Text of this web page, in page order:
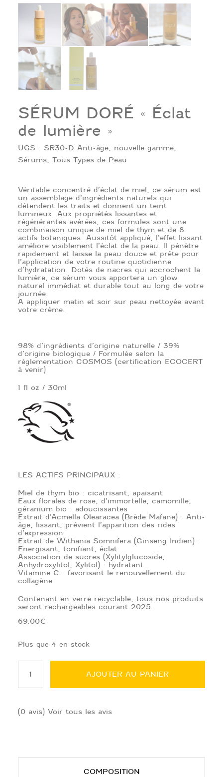
SÉRUM DORÉ « Éclat
de lumière »
UGS : SR30-D Anti-âge nouvelle gamme
Sérums
Tous Types de Peau
Véritable concentré d’éclat de miel, ce sérum est
un assemblage d’ingrédients naturels qui
détendent les traits et donnent un teint
lumineux. Aux propriétés lissantes et
régénérantes avérées, ces formules sont une
combinaison unique de miel de thym et de 8
actifs botaniques. Aussitôt appliqué, l’effet lissant
améliore visiblement l’éclat de la peau. Il pénètre
rapidement et laisse la peau douce et prête pour
l’application de votre routine quotidienne
d’hydratation. Dotés de nacres qui accrochent la
lumière, ce sérum vous apportera un glow
naturel immédiat et durable tout au long de votre
journée.
A appliquer matin et soir sur peau nettoyée avant
votre crème.
98% d’ingrédients d’origine naturelle / 39%
d’origine biologique / Formulée selon la
réglementation COSMOS (certification ECOCERT
à venir)
1 fl oz / 30ml
LES ACTIFS PRINCIPAUX :
Miel de thym bio : cicatrisant, apaisant
Eaux florales de rose, d’immortelle, camomille,
géranium bio : adoucissantes
Extrait d’Acmella Olearacea (Brède Mafane) : Anti-
âge, lissant, prévient l’apparition des rides
d’expression
Extrait de Withania Somnifera (Ginseng Indien) :
Energisant, tonifiant, éclat
Association de sucres (Xylitylglucoside,
Anhydroxylitol, Xylitol) : hydratant
Vitamine C : favorisant le renouvellement du
collagène
Contenant en verre recyclable, tous nos produits
seront rechargeables courant 2025.
69.00€
Plus que 4 en stock
quantité
SÉRUM
DORÉ
lumière"
AJOUTER AU PANIER
(0 avis) Voir tous les avis
COMPOSITION